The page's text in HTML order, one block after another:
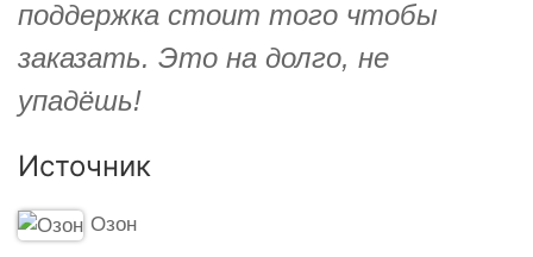
поддержка стоит того чтобы
заказать. Это на долго, не
упадёшь!
Источник
Озон